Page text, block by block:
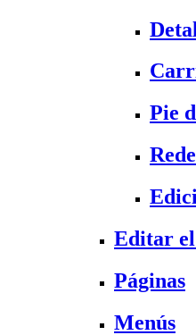
Pie
Editar el
Páginas
Menús